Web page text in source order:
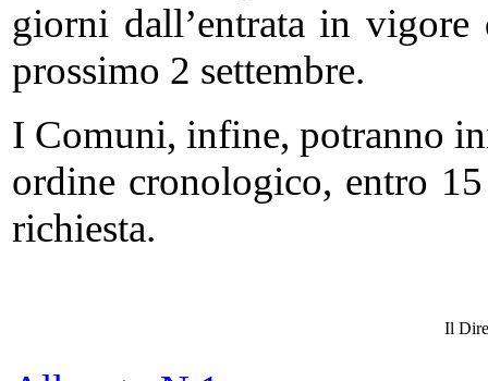
giorni dall’entrata in
prossimo 2 settembre.
I Comuni, infine, potranno
ordine cronologico, entro
richiesta.
Il